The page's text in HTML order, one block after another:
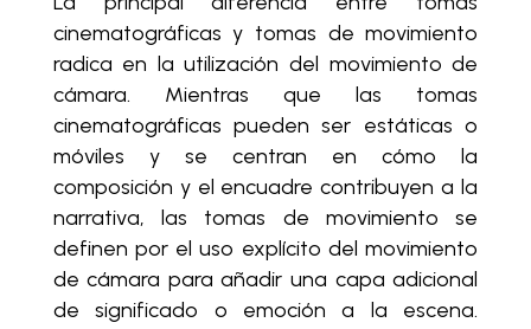
cinematográficas y tomas de movimiento
radica en la utilización del movimiento de
cámara. Mientras que las tomas
cinematográficas pueden ser estáticas o
móviles y se centran en cómo la
composición y el encuadre contribuyen a la
narrativa, las tomas de movimiento se
definen por el uso explícito del movimiento
de cámara para añadir una capa adicional
de significado o emoción a la escena.